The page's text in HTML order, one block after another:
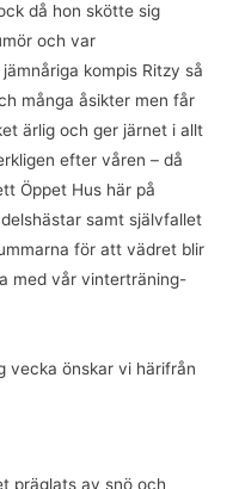
då hon skötte sig
och var
kompis Ritzy så
många åsikter men får
ärlig och ger järnet i allt
efter våren – då
Öppet Hus här på
samt självfallet
för att vädret blir
med vår vinterträning-
vecka önskar vi härifrån
präglats av snö och